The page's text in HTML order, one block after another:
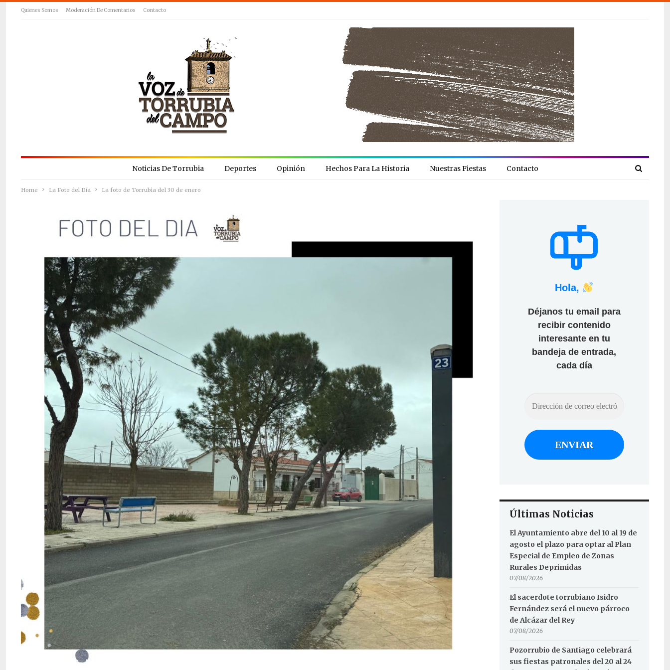
Quienes Somos Moderación De Comentarios Contacto
Noticias De Torrubia Deportes Opinión Hechos Para La Historia Nuestras Fiestas Contacto
Home La Foto del Día La foto de Torrubia del 30 de enero
Hola,
Déjanos tu email para
recibir contenido
interesante en tu
bandeja de entrada,
cada día
Últimas Noticias
El Ayuntamiento abre del 10 al 19 de
agosto el plazo para optar al Plan
Especial de Empleo de Zonas
Rurales Deprimidas
07/08/2026
El sacerdote torrubiano Isidro
Fernández será el nuevo párroco
de Alcázar del Rey
07/08/2026
Pozorrubio de Santiago celebrará
sus fiestas patronales del 20 al 24